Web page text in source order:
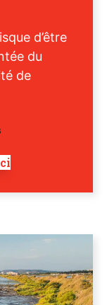
d’être
du
de